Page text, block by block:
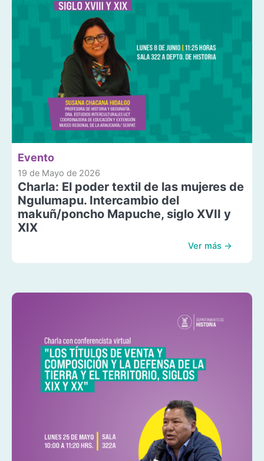
Evento
19 de Mayo de 2026
Charla: El poder textil de las mujeres de
Ngulumapu. Intercambio del
makuñ/poncho Mapuche, siglo XVII y
XIX
Ver más →